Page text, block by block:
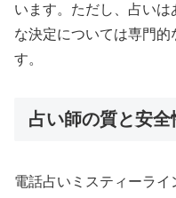
います。ただし、占い
な決定については専門的
す。
占い師の質と安全
電話占いミスティーラ